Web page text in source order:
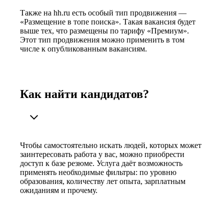
Также на hh.ru есть особый тип продвижения —
«Размещение в топе поиска». Такая вакансия будет
выше тех, что размещены по тарифу «Премиум».
Этот тип продвижения можно применить в том
числе к опубликованным вакансиям.
Как найти кандидатов?
Чтобы самостоятельно искать людей, которых может
заинтересовать работа у вас, можно приобрести
доступ к базе резюме. Услуга даёт возможность
применять необходимые фильтры: по уровню
образования, количеству лет опыта, зарплатным
ожиданиям и прочему.